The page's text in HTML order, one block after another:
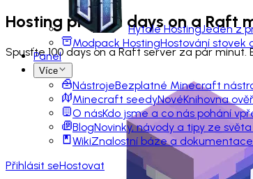
Hytale HostingJeden z
Modpack HostingHostování stovek
Panel
Více
NástrojeBezplatné Minecraft
Minecraft seedyNovéKnihovna
O násKdo jsme a co nás pohání
BlogNovinky, návody a tipy ze
WikiZnalostní báze a dokumentace
Přihlásit seHostovat
Hosting pro 100 days on a Raft
Spusťte 100 days on a Raft server za pár